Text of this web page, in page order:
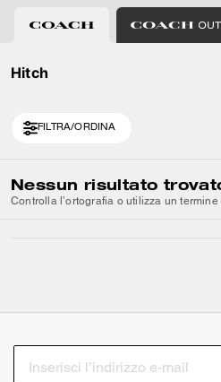
Hitch
FILTRA/ORDINA
Nessun risultato
Controlla l’ortografia o utilizza un